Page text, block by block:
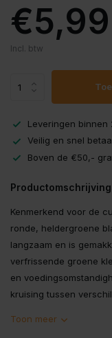
€5,99
Incl. btw
Leveringen
Veilig en snel
Boven de €50,-
Productomschrijving
Kenmerkend voor de
ronde, heldergroene
langzaam en is
verfrissende groene
en
kruising tussen
Toon meer